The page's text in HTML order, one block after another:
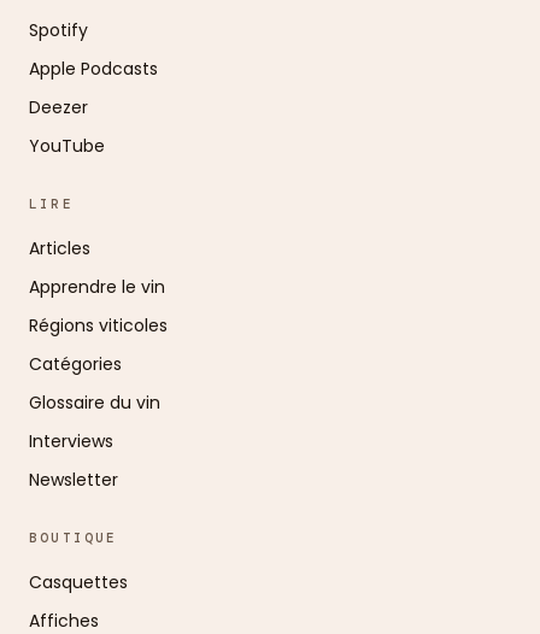
Spotify
Apple Podcasts
Deezer
YouTube
LIRE
Articles
Apprendre le vin
Régions viticoles
Catégories
Glossaire du vin
Interviews
Newsletter
BOUTIQUE
Casquettes
Affiches